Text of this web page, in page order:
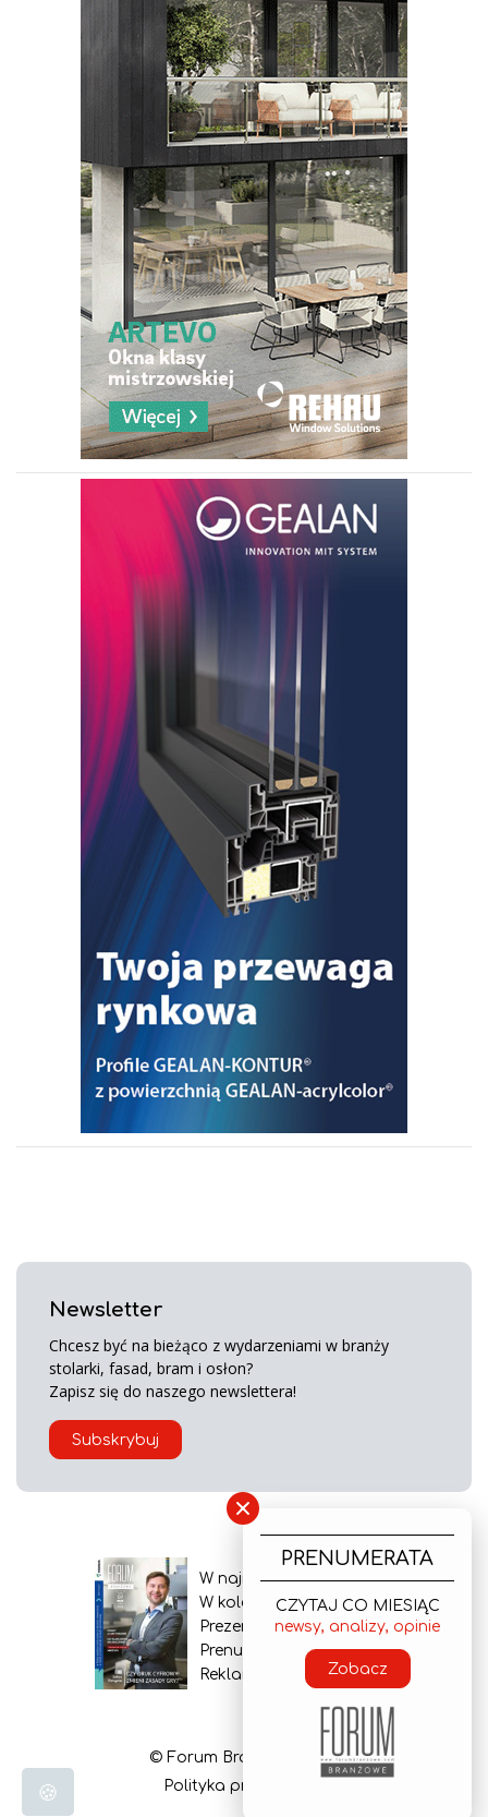
Newsletter
Chcesz być na bieżąco z wydarzeniami w branży
stolarki, fasad, bram i osłon?
Zapisz się do naszego newslettera!
Subskrybuj
W najnowszym wydaniu
W kolejnym numerze
Prezentacja gazety
Prenumerata
Reklama
© Forum Branżowe 2026
Polityka prywatności
×
PRENUMERATA
CZYTAJ CO MIESIĄC
newsy, analizy, opinie
Zobacz
🍪